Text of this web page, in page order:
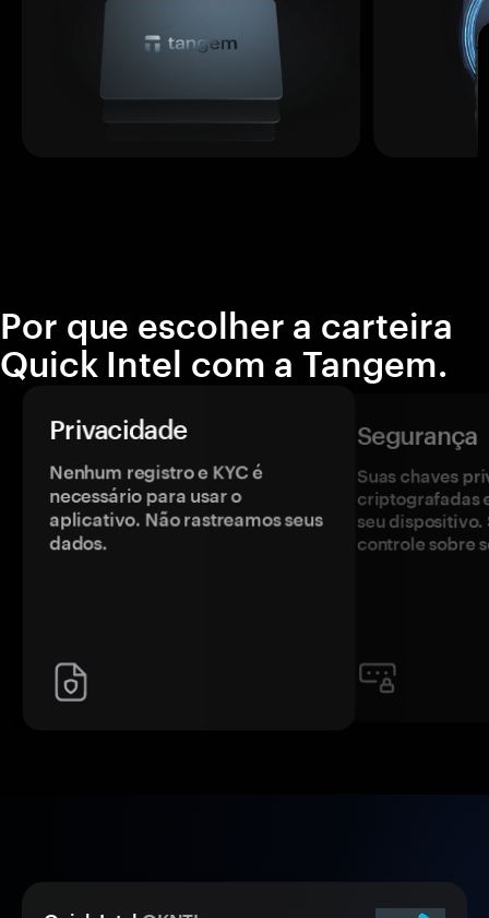
Por que escolher a carteira
Quick Intel com a Tangem.
Privacidade
Nenhum registro e KYC é
necessário para usar o
aplicativo. Não rastreamos seus
dados.
Segurança
Suas chaves
criptografadas
seu dispositivo.
controle sobre